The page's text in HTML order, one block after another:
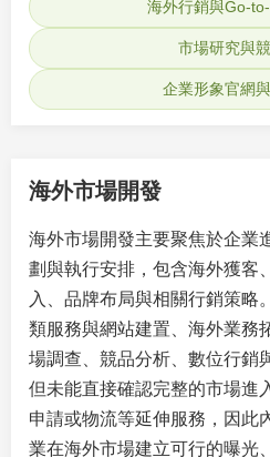
海外行銷與Go-
市場研究與
企業形象官網
海外市場開發
海外市場開發主要聚焦於企業
劃與執行安排，包含海外獲客
入、品牌布局與相關行銷策略
類服務與網站建置、海外業務
場調查、競品分析、數位行銷
但未能直接確認完整的市場進
申請或物流等延伸服務，因此
業在海外市場建立可行的曝光